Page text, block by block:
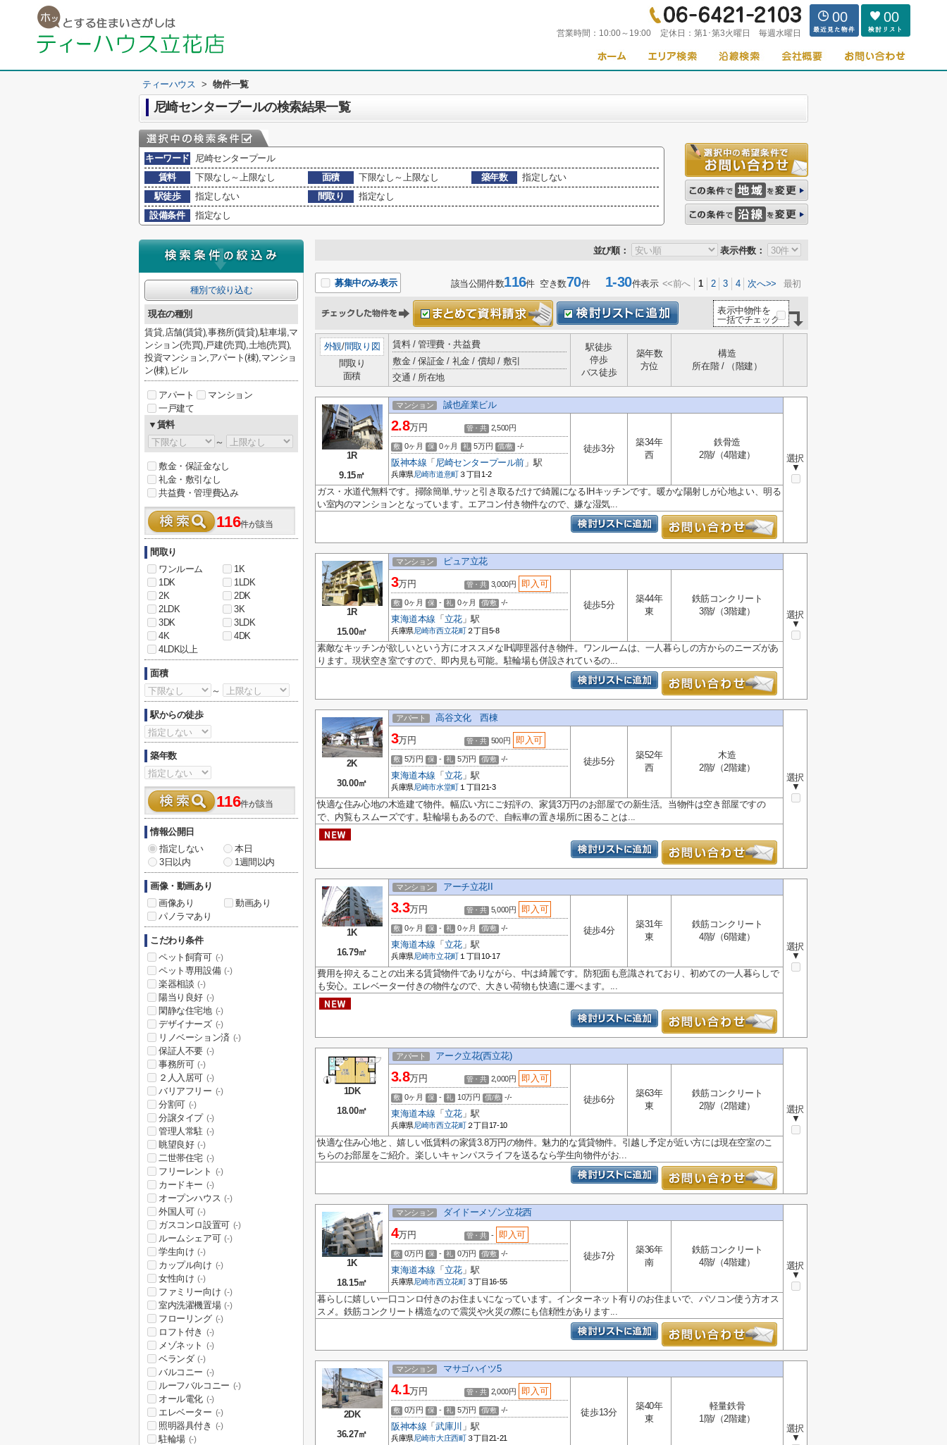
営業時間： 10:00～19:00 定休日： 第1･第3火曜日 毎週水曜日
00 00
ティーハウス > 物件一覧
尼崎センタープールの検索結果一覧
キーワード
尼崎センタープール
賃料
下限なし～上限なし 面積 下限なし～上限なし 築年数
指定しない
駅徒歩
指定しない 間取り
指定なし
設備条件
指定なし
並び順： 表示件数：
募集中のみ表示 該当公開件数116件 空き数70件1-30件表示 <<前へ 1 2 3 4 次へ>> 最初
表示中物件を
一括でチェック
外観/間取り図
間取り
面積
賃料 / 管理費・共益費
敷金 / 保証金 / 礼金 / 償却 / 敷引
交通 / 所在地
駅徒歩
停歩
バス徒歩
築年数
方位
構造
所在階 / （階建）
1R
9.15㎡
マンション 誠也産業ビル
選択
▼
2.8万円 管・共 2,500円
敷 0ヶ月 保 0ヶ月 礼 5万円 償/敷 -/-
阪神本線 「 尼崎センタープール前 」駅
兵庫県尼崎市道意町 ３丁目1-2
徒歩3分
築34年
西
鉄骨造
2階/（4階建）
ガス・水道代無料です。掃除簡単,サッと引き取るだけで綺麗になるIHキッチンです。暖かな陽射しが心地よい、明る
い室内のマンションとなっています。エアコン付き物件なので、嫌な湿気...
1R
15.00㎡
マンション ピュア立花
選択
▼
3万円 管・共 3,000円 即入可
敷 0ヶ月 保 - 礼 0ヶ月 償/敷 -/-
東海道本線 「 立花」駅
兵庫県尼崎市西立花町 ２丁目5-8
徒歩5分
築44年
東
鉄筋コンクリート
3階/（3階建）
素敵なキッチンが欲しいという方にオススメなIH調理器付き物件。ワンルームは、一人暮らしの方からのニーズがあ
ります。現状空き室ですので、即内見も可能。駐輪場も併設されているの...
2K
30.00㎡
アパート 高谷文化 西棟
選択
▼
3万円 管・共 500円 即入可
敷 5万円 保 - 礼 5万円 償/敷 -/-
東海道本線 「 立花」駅
兵庫県尼崎市水堂町 １丁目21-3
徒歩5分
築52年
西
木造
2階/（2階建）
快適な住み心地の木造建て物件。幅広い方にご好評の、家賃3万円のお部屋での新生活。当物件は空き部屋ですの
で、内覧もスムーズです。駐輪場もあるので、自転車の置き場所に困ることは...
1K
16.79㎡
マンション アーチ立花II
選択
▼
3.3万円 管・共 5,000円 即入可
敷 0ヶ月 保 - 礼 0ヶ月 償/敷 -/-
東海道本線 「 立花」駅
兵庫県尼崎市立花町 １丁目10-17
徒歩4分
築31年
東
鉄筋コンクリート
4階/（6階建）
費用を抑えることの出来る賃貸物件でありながら、中は綺麗です。防犯面も意識されており、初めての一人暮らしで
も安心。エレベーター付きの物件なので、大きい荷物も快適に運べます。...
1DK
18.00㎡
アパート アーク立花(西立花)
選択
▼
3.8万円 管・共 2,000円 即入可
敷 0ヶ月 保 - 礼 10万円 償/敷 -/-
東海道本線 「 立花」駅
兵庫県尼崎市西立花町 ２丁目17-10
徒歩6分
築63年
東
鉄筋コンクリート
2階/（2階建）
快適な住み心地と、嬉しい低賃料の家賃3.8万円の物件。魅力的な賃貸物件。引越し予定が近い方には現在空室のこ
ちらのお部屋をご紹介。楽しいキャンパスライフを送るなら学生向物件がお...
1K
18.15㎡
マンション ダイドーメゾン立花西
選択
▼
4万円 管・共 - 即入可
敷 0万円 保 - 礼 0万円 償/敷 -/-
東海道本線 「 立花」駅
兵庫県尼崎市西立花町 ３丁目16-55
徒歩7分
築36年
南
鉄筋コンクリート
4階/（4階建）
暮らしに嬉しい一口コンロ付きのお住まいになっています。インターネット有りのお住まいで、パソコン使う方オス
スメ。鉄筋コンクリート構造なので震災や火災の際にも信頼性があります...
2DK
36.27㎡
マンション マサゴハイツ5
選択
▼
4.1万円 管・共 2,000円 即入可
敷 0万円 保 - 礼 5万円 償/敷 -/-
阪神本線 「武庫川 」駅
兵庫県尼崎市大庄西町 ３丁目21-21
徒歩13分
築40年
東
軽量鉄骨
1階/（2階建）
種別で絞り込む
現在の種別
賃貸,店舗(賃貸),事務所(賃貸),駐車場,マ
ンション(売買),戸建(売買),土地(売買),
投資マンション,アパート(棟),マンショ
ン(棟),ビル
アパート
マンション
一戸建て
▼賃料
～
敷金・保証金なし
礼金・敷引なし
共益費・管理費込み
116件が該当
間取り
ワンルーム
1K
1DK
1LDK
2K
2DK
2LDK
3K
3DK
3LDK
4K
4DK
4LDK以上
面積
～
駅からの徒歩
築年数
116件が該当
情報公開日
指定しない
本日
3日以内
1週間以内
画像・動画あり
画像あり
動画あり
パノラマあり
こだわり条件
ペット飼育可 (-)
ペット専用設備 (-)
楽器相談 (-)
陽当り良好 (-)
閑静な住宅地 (-)
デザイナーズ (-)
リノベーション済 (-)
保証人不要 (-)
事務所可 (-)
２人入居可 (-)
バリアフリー (-)
分割可 (-)
分譲タイプ (-)
管理人常駐 (-)
眺望良好 (-)
二世帯住宅 (-)
フリーレント (-)
カードキー (-)
オープンハウス (-)
外国人可 (-)
ガスコンロ設置可 (-)
ルームシェア可 (-)
学生向け (-)
カップル向け (-)
女性向け (-)
ファミリー向け (-)
室内洗濯機置場 (-)
フローリング (-)
ロフト付き (-)
メゾネット (-)
ベランダ (-)
バルコニー (-)
ルーフバルコニー (-)
オール電化 (-)
エレベーター (-)
照明器具付き (-)
駐輪場 (-)